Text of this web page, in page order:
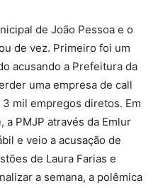
de João Pessoa e o
de vez. Primeiro foi um
acusando a Prefeitura da
uma empresa de call
mil empregos diretos. Em
PMJP através da Emlur
e veio a acusação de
de Laura Farias e
a semana, a polêmica